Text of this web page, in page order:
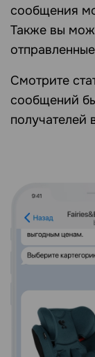
сообщения
Также вы
Смотрите
сообщений
получателей